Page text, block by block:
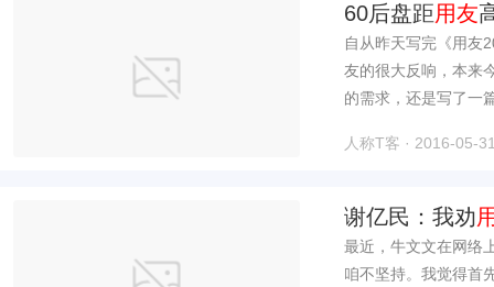
60后盘距用友
自从昨天写完《用友
友的很大反响，本来
的需求，还是写了一
人称T客 · 2016-05-
谢亿民：我劝
最近，牛文文在网络
咱不坚持。我觉得首